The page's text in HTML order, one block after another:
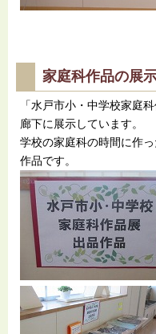
家庭科作品の展
「水戸市小・中学校家庭
廊下に展示しています。
学校の家庭科の時間に作
作品です。